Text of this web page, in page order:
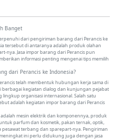
Banget
dari pengiriman barang dari Perancis ke
tersebut di antaranya adalah produk olahan
nya. Jasa impor barang dari Perancis pun
informasi penting mengenai tips memilih
dari Perancis ke Indonesia?
telah membentuk hubungan kerja sama di
kegiatan dialog dan kunjungan pejabat
organisasi internasional. Salah satu
adalah kegiatan impor barang dari Perancis
mesin elektrik dan komponennya, produk
parfum dan kosmetik, pakan ternak, optik,
terbang dan sparepart-nya. Pengiriman
ini perlu didukung juga dengan jasa